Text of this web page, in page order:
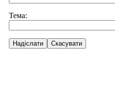
Тема:
Надіслати Скасувати